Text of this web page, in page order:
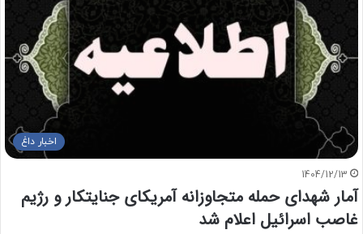
اخبار داغ
1404/12/13
آمار شهدای حمله متجاوزانه آمریکای جنایتکار و رژیم
غاصب اسرائیل اعلام شد